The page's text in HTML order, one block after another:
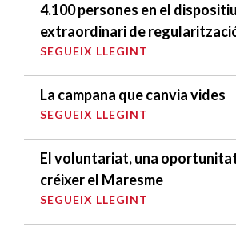
4.100 persones en el dispositiu
extraordinari de
SEGUEIX LLEGINT
La campana que canvia vides
SEGUEIX LLEGINT
El voluntariat, una
créixer el Maresme
SEGUEIX LLEGINT